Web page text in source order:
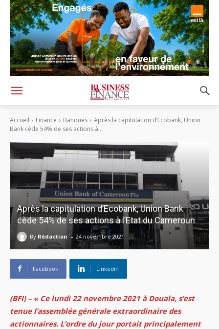
Accueil Finance Banques
Après la capitulation d’Ecobank, Union
Bank cède 54% de ses actions à...
Après la capitulation d’Ecobank, Union Bank
cède 54% de ses actions à l’Etat du Cameroun
By Rédaction - 24 novembre 2021
Facebook Linkedin
(BFI) – « Ce lundi 22 novembre 2021 à Douala, s’est
tenue l’assemblée générale extraordinaire des
actionnaires. L’ordre du jour portait principalement